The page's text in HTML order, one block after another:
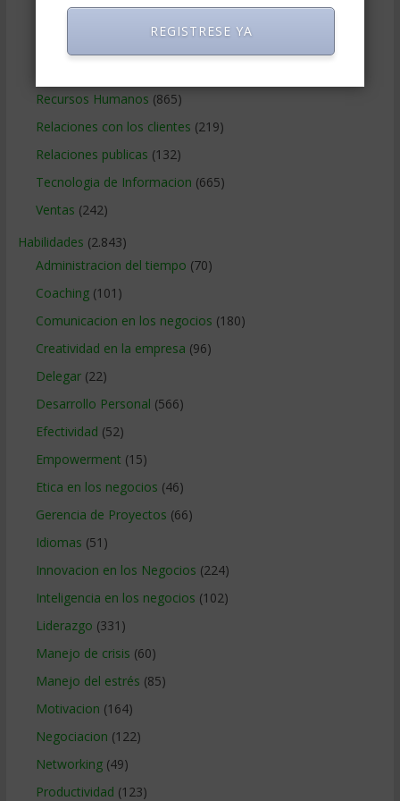
Negocios Online
Recursos Humanos (865)
Relaciones con los clientes (219)
Relaciones publicas (132)
Tecnologia de Informacion (665)
Ventas (242)
Habilidades (2.843)
Administracion del tiempo (70)
Coaching(101)
Comunicacion en los negocios (180)
Creatividad en la empresa (96)
Delegar(22)
Desarrollo Personal (566)
Efectividad (52)
Empowerment (15)
Etica en los negocios (46)
Gerencia de Proyectos (66)
Idiomas (51)
Innovacion en los Negocios (224)
Inteligencia en los negocios (102)
Liderazgo (331)
Manejo de crisis (60)
Manejo del estrés (85)
Motivacion (164)
Negociacion (122)
Networking(49)
Productividad (123)
REGISTRESE YA